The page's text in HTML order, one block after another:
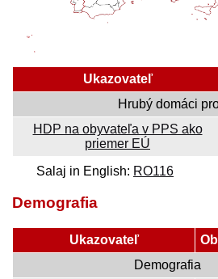
Ukazovateľ
Hrubý domáci
HDP na obyvateľa v PPS ako
priemer EÚ
Salaj in English: RO116
Demografia
Ukazovateľ
Demografia